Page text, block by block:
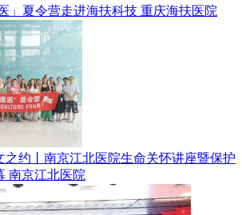
」夏令营走进海扶科技 重庆海扶医院
之约丨南京江北医院生命关怀讲座暨保护
南京江北医院